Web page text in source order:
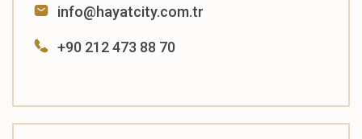
info@hayatcity.com.tr
+90 212 473 88 70